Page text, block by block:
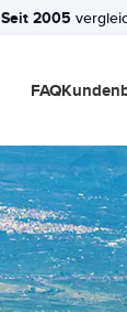
Seit 2005
FAQ